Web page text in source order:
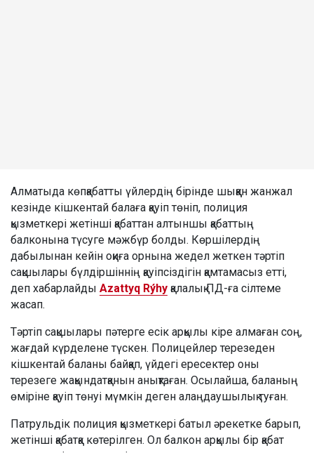
Алматыда көпқабатты үйлердің бірінде шыққан жанжал
кезінде кішкентай балаға қауіп төніп, полиция
қызметкері жетінші қабаттан алтыншы қабаттың
балконына түсуге мәжбүр болды. Көршілердің
дабылынан кейін оқиға орнына жедел жеткен тәртіп
сақшылары бүлдіршіннің қауіпсіздігін қамтамасыз етті,
деп хабарлайды Azattyq Rýhy қалалық ПД-ға сілтеме
жасап.
Тәртіп сақшылары пәтерге есік арқылы кіре алмаған соң,
жағдай күрделене түскен. Полицейлер терезеден
кішкентай баланы байқап, үйдегі ересектер оны
терезеге жақындатқанын анықтаған. Осылайша, баланың
өміріне қауіп төнуі мүмкін деген алаңдаушылық туған.
Патрульдік полиция қызметкері батыл әрекетке барып,
жетінші қабатқа көтерілген. Ол балкон арқылы бір қабат